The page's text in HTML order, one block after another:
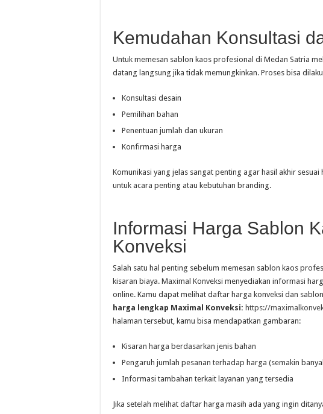
Kemudahan Konsultasi
Untuk memesan sablon kaos profesional di Medan Satria
datang langsung jika tidak memungkinkan. Proses bisa
Konsultasi desain
Pemilihan bahan
Penentuan jumlah dan ukuran
Konfirmasi harga
Komunikasi yang jelas sangat penting agar hasil akhir
untuk acara penting atau kebutuhan branding.
Informasi Harga Sablon
Konveksi
Salah satu hal penting sebelum memesan sablon kaos
kisaran biaya. Maximal Konveksi menyediakan informasi
online. Kamu dapat melihat daftar harga konveksi dan
harga lengkap Maximal Konveksi: https://
halaman tersebut, kamu bisa mendapatkan gambaran:
Kisaran harga berdasarkan jenis bahan
Pengaruh jumlah pesanan terhadap harga (semakin
Informasi tambahan terkait layanan yang tersedia
Jika setelah melihat daftar harga masih ada yang ingin